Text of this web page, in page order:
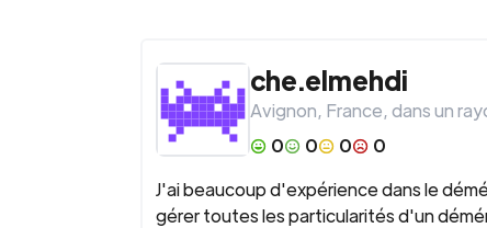
che.elmehdi
Avignon, France, dans un
0
0 0
0
J'ai beaucoup d'expérience dans le
gérer toutes les particularités d'un